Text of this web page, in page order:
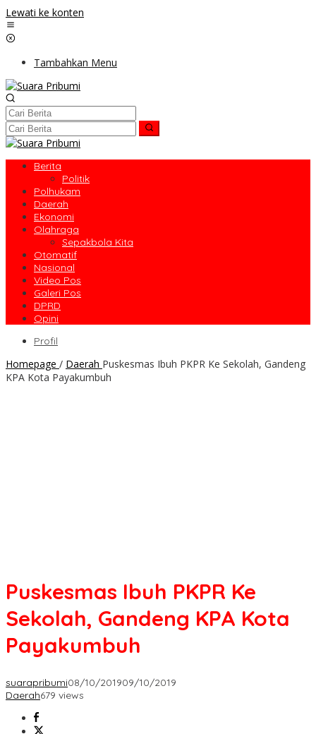
Lewati ke konten
Tambahkan Menu
Berita
Politik
Polhukam
Daerah
Ekonomi
Olahraga
Sepakbola Kita
Otomatif
Nasional
Video Pos
Galeri Pos
DPRD
Opini
Profil
Homepage / Daerah Puskesmas Ibuh PKPR Ke Sekolah, Gandeng
KPA Kota Payakumbuh
Puskesmas Ibuh PKPR Ke
Sekolah, Gandeng KPA Kota
Payakumbuh
suarapribumi08/10/201909/10/2019
Daerah679 views